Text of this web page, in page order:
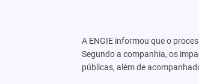
A ENGIE informou que o
Segundo a companhia, os
públicas, além de